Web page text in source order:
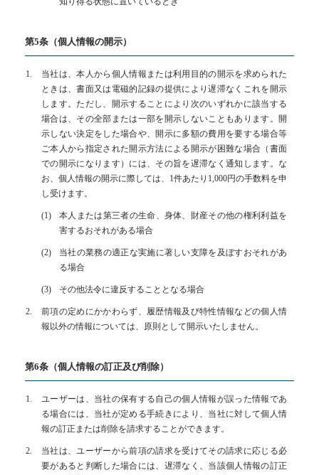
第5条（個人情報の開示）
当社は、本人から個人情報または利用目的の開示を求められた
ときは、書面又は電磁的記録の提供により遅滞なくこれを開示
します。ただし、開示することにより次のいずれかに該当する
場合は、その全部または一部を開示しないこともあります。開
示しない決定をした場合や、開示に多額の費用を要する場合等
ご本人から指定された開示方法による開示が困難な場合（書面
での開示になります）には、その旨を遅滞なく通知します。な
お、個人情報の開示に際しては、1件あたり1,000円の手数料を申
し受けます。
本人または第三者の生命、身体、財産その他の権利利益を
害するおそれがある場合
当社の業務の適正な実施に著しい支障を及ぼすおそれがあ
る場合
その他法令に違反することとなる場合
前項の定めにかかわらず、履歴情報及び特性情報などの個人情
報以外の情報については、原則として開示いたしません。
第6条（個人情報の訂正及び削除）
ユーザーは、当社の保有する自己の個人情報が誤った情報であ
る場合には、当社が定める手続きにより、当社に対して個人情
報の訂正または削除を請求することができます。
当社は、ユーザーから前項の請求を受けてその請求に応じる必
要があると判断した場合には、遅滞なく、当該個人情報の訂正